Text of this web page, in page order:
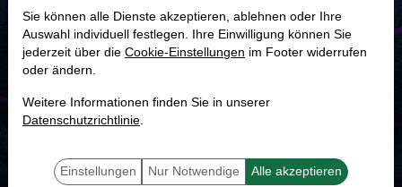
Umsatz 925,40 Mio. USD
24.9 %
mit dieser Aktie erfolgreich sein.
Sie können alle Dienste akzeptieren, ablehnen oder Ihre
Auswahl individuell festlegen. Ihre Einwilligung können Sie
jederzeit über die Cookie-Einstellungen im Footer widerrufen
oder ändern.
Weitere Informationen finden Sie in unserer
Datenschutzrichtlinie.
Einstellungen Nur Notwendige Alle akzeptieren